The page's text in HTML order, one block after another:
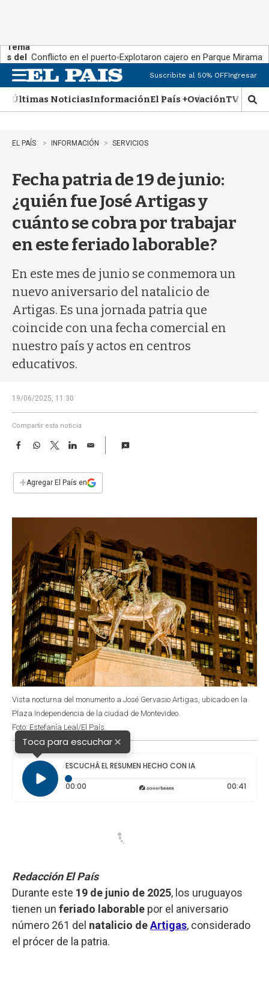
Tema
s del
día:
Conflicto en el puerto Explotaron cajero en Parque Miramar
n
u
Suscribite al 50% OFFIngresar
Últimas NoticiasInformaciónEl País +OvaciónTV Show
M
o
EL PAÍS INFORMACIÓN SERVICIOS
Fecha patria de 19 de junio:
¿quién fue José Artigas y
cuánto se cobra por trabajar
en este feriado laborable?
En este mes de junio se conmemora un
nuevo aniversario del natalicio de
Artigas. Es una jornada patria que
coincide con una fecha comercial en
nuestro país y actos en centros
educativos.
19/06/2025, 11:30
Compartir esta noticia
F
e
b
W
s
T
w
t
L
n
E
i
l
+Agregar El País en
Vista nocturna del monumento a José Gervasio Artigas, ubicado en la
Plaza Independencia de la ciudad de Montevideo.
Foto: Estefanía Leal/El País.
Toca para escuchar×
ESCUCHÁ EL RESUMEN HECHO CON IA
00:00 Tiempo transcurrido: 0 segundos 00:41
Redacción El País
Durante este 19 de junio de 2025, los uruguayos
tienen un feriado laborable por el aniversario
número 261 del natalicio deArtigas, considerado
el prócer de la patria.